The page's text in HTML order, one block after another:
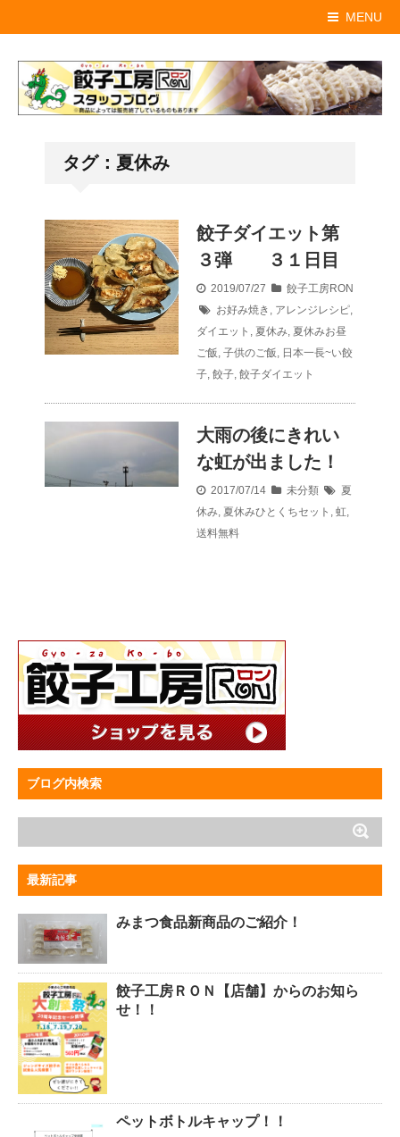
MENU
タグ：夏休み
餃子ダイエット第
３弾 ３１日目
2019/07/27
餃子工房RON
お好み焼き
アレンジレシピ
ダイエット
夏休み 夏休みお昼
ご飯 子供のご飯
日本一長~い餃
子 餃子 餃子ダイエット
大雨の後にきれい
な虹が出ました！
2017/07/14 未分類
夏
休み 夏休みひとくちセット 虹
送料無料
ブログ内検索
最新記事
みまつ食品新商品のご紹介！
餃子工房ＲＯＮ【店舗】からのお知ら
せ！！
ペットボトルキャップ！！